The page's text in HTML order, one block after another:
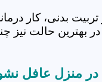
تربیت بدنی، کار
بهترین حالت نیز
در منزل عافل